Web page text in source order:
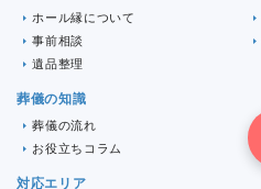
ホール縁について
事前相談
遺品整理
葬儀の知識
葬儀の流れ
お役立ちコラム
対応エリア